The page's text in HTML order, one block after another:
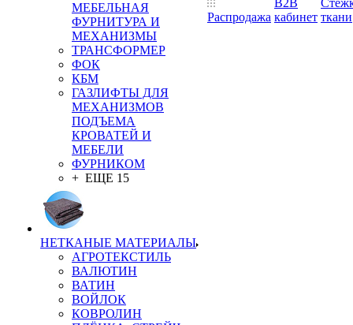
МЕБЕЛЬНАЯ
ФУРНИТУРА И
МЕХАНИЗМЫ
ТРАНСФОРМЕР
ФОК
КБМ
ГАЗЛИФТЫ ДЛЯ
МЕХАНИЗМОВ
ПОДЪЕМА
КРОВАТЕЙ И
МЕБЕЛИ
ФУРНИКОМ
+ ЕЩЕ 15
НЕТКАНЫЕ МАТЕРИАЛЫ
АГРОТЕКСТИЛЬ
ВАЛЮТИН
ВАТИН
ВОЙЛОК
КОВРОЛИН
Распродажа
B2B
кабинет ткани